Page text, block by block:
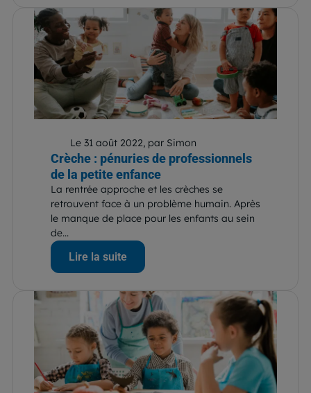
Le 31 août 2022, par Simon
Crèche : pénuries de professionnels
de la petite enfance
La rentrée approche et les crèches se
retrouvent face à un problème humain. Après
le manque de place pour les enfants au sein
de...
Lire la suite